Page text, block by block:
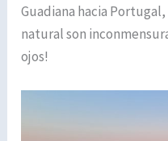
Guadiana hacia
natural son
ojos!